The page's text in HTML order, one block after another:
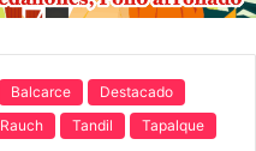
Balcarce
Destacado
Rauch Tandil Tapalque